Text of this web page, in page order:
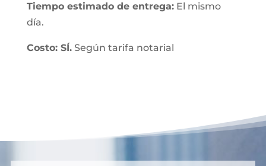
Tiempo estimado de entrega:El mismo
día.
Costo: SÍ.Según tarifa notarial